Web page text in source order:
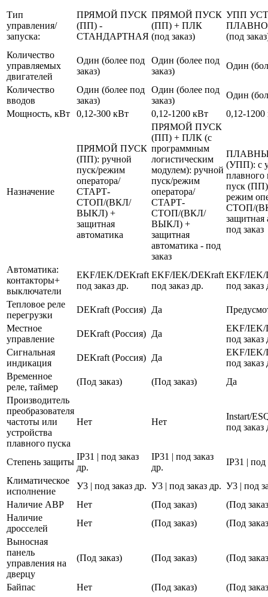
Тип
управления/
запуска:
ПРЯМОЙ ПУСК
(ПП) -
СТАНДАРТНАЯ
ПРЯМОЙ ПУСК
(ПП) + ПЛК
(под заказ)
УПП
(под
Количество
управляемых
двигателей
Один (более под
заказ)
Один (более под
заказ)
Один
Количество
вводов
Один (более под
заказ)
Один (более под
заказ)
Один
Мощность, кВт
0,12-300 кВт 0,12-1200 кВт 0,12-1200
Назначение
ПРЯМОЙ ПУСК
(ПП): ручной
пуск/режим
оператора/
СТАРТ-
СТОП/(ВКЛ/
ВЫКЛ) +
защитная
автоматика
ПРЯМОЙ ПУСК
(ПП) + ПЛК (с
программным
логистическим
модулем): ручной
пуск/режим
оператора/
СТАРТ-
СТОП/(ВКЛ/
ВЫКЛ) +
защитная
автоматика - под
заказ
(УПП): с
плавного
пуск
режим
СТОП/
защитная
под заказ
Автоматика:
контакторы+
выключатели
EKF/IEK/DEKraft
под заказ др.
EKF/IEK/DEKraft
под заказ др.
EKF/IEK/
под заказ
Тепловое реле
перегрузки
DEKraft (Россия) Да
Местное
управление
DEKraft (Россия) Да
EKF/IEK/
под заказ
Сигнальная
индикация
DEKraft (Россия) Да
EKF/IEK/
под заказ
Временное
реле, таймер
(Под заказ) (Под заказ)
Да
Производитель
преобразователя
частоты или
устройства
плавного пуска
Нет Нет
Instart/
под заказ
Степень защиты
IP31 | под заказ
др.
IP31 | под заказ
др.
IP31 | под
Климатическое
исполнение
У3 | под заказ др. У3 | под заказ др. У3 | под
Наличие АВР
Нет (Под заказ)
(Под
Наличие
дросселей
Нет (Под заказ)
(Под
Выносная
панель
управления на
дверцу
(Под заказ) (Под заказ) (Под
Байпас Нет (Под заказ) (Под